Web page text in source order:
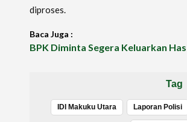
diproses.
Baca Juga :
BPK Diminta Segera Keluarkan
Tag
IDI Makuku Utara Laporan Polisi